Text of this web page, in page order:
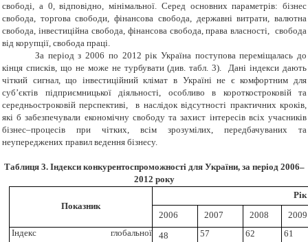
свободі, а 0, відповідно, мінімальної. Серед основних параметрів: бізнес
свобода, торгова свободи, фінансова свобода, державні витрати, валютна
свобода, інвестиційна свобода, фінансова свобода, права власності, свобода
від корупції, свобода праці.
За період з 2006 по 2012 рік Україна поступова переміщалась до
кінця списків, що не може не турбувати (див. табл. 3). Дані індекси дають
чіткий сигнал, що інвестиційний клімат в Україні не є комфортним для
суб’єктів підприємницької діяльності, особливо в короткостроковій та
середньостроковій перспективі, в наслідок відсутності практичних кроків,
які б забезпечували економічну свободу та захист інтересів всіх учасників
бізнес–процесів при чітких, всім зрозумілих, передбачуваних та
неупереджених правил ведення бізнесу.
Таблиця 3. Індекси конкурентоспроможності для України, за період 2006–
2012 року
Показник
Рік
2006
2007 2008
2009
Індекс глобальної
48
57
62
61